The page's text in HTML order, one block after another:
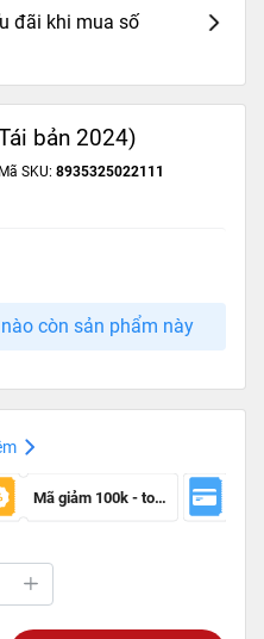
đãi khi mua số
bản 2024)
Mã SKU: 8935325022111
còn sản phẩm này
Mã giảm 100k - toàn sàn